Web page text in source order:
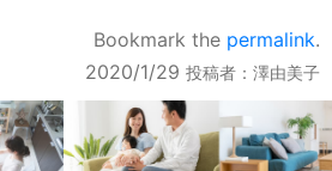
Bookmark the permalink.
2020/1/29 投稿者： 澤由美子